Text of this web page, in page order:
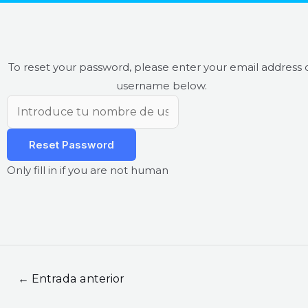
To reset your password, please enter your email address
username below.
Only fill in if you are not human
← Entrada anterior